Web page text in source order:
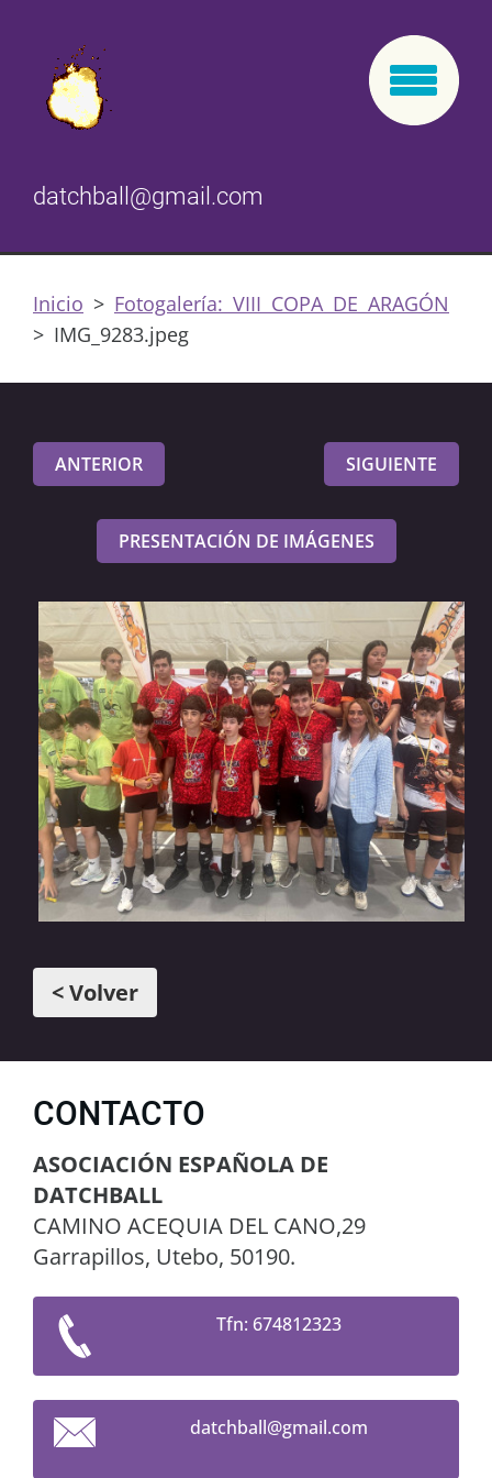
datchball@gmail.com
Inicio > Fotogalería: VIII COPA DE ARAGÓN
> IMG_9283.jpeg
ANTERIOR SIGUIENTE
PRESENTACIÓN DE IMÁGENES
< Volver
CONTACTO
ASOCIACIÓN ESPAÑOLA DE
DATCHBALL
CAMINO ACEQUIA DEL CANO,29
Garrapillos, Utebo, 50190.
Tfn: 674812323
datchball@gmail.com